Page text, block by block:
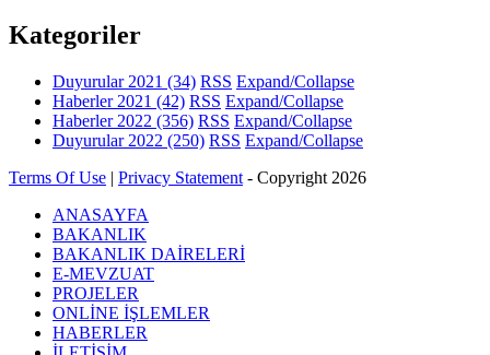
Kategoriler
Duyurular 2021 (34) RSS Expand/Collapse
Haberler 2021 (42) RSS Expand/Collapse
Haberler 2022 (356) RSS Expand/Collapse
Duyurular 2022 (250) RSS Expand/Collapse
Terms Of Use | Privacy Statement - Copyright 2026
ANASAYFA
BAKANLIK
BAKANLIK DAİRELERİ
E-MEVZUAT
PROJELER
ONLİNE İŞLEMLER
HABERLER